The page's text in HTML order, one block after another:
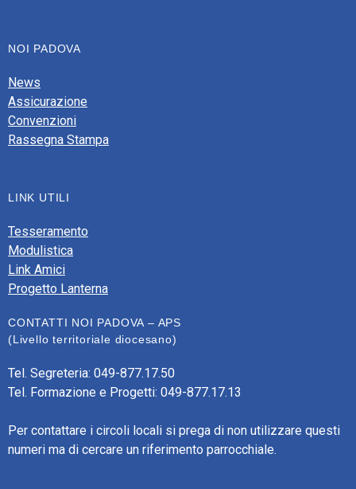
NOI PADOVA
News
Assicurazione
Convenzioni
Rassegna Stampa
LINK UTILI
Tesseramento
Modulistica
Link Amici
Progetto Lanterna
CONTATTI NOI PADOVA – APS
(Livello territoriale diocesano)
Tel. Segreteria: 049-877.17.50
Tel. Formazione e Progetti: 049-877.17.13
Per contattare i circoli locali si prega di non utilizzare questi
numeri ma di cercare un riferimento parrocchiale.